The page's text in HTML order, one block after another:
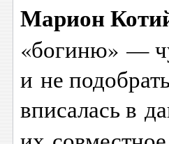
Марион
«богиню» —
и не
вписалась в